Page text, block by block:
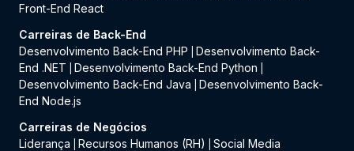
Front-End React
Carreiras de Back-End
Desenvolvimento Back-End PHP
Desenvolvimento Back-
End .NET
Desenvolvimento Back-End Python
Desenvolvimento Back-End Java
Desenvolvimento Back-
End Node.js
Carreiras de Negócios
Liderança
Recursos Humanos (RH)
Social Media